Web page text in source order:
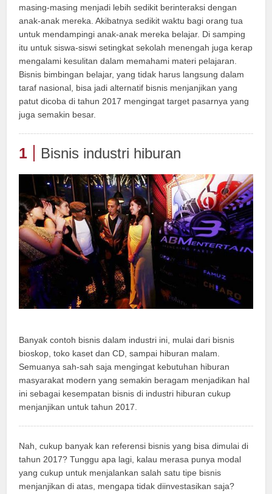
masing-masing menjadi lebih sedikit berinteraksi dengan
anak-anak mereka. Akibatnya sedikit waktu bagi orang tua
untuk mendampingi anak-anak mereka belajar. Di samping
itu untuk siswa-siswi setingkat sekolah menengah juga kerap
mengalami kesulitan dalam memahami materi pelajaran.
Bisnis bimbingan belajar, yang tidak harus langsung dalam
taraf nasional, bisa jadi alternatif bisnis menjanjikan yang
patut dicoba di tahun 2017 mengingat target pasarnya yang
juga semakin besar.
1 Bisnis industri hiburan
Banyak contoh bisnis dalam industri ini, mulai dari bisnis
bioskop, toko kaset dan CD, sampai hiburan malam.
Semuanya sah-sah saja mengingat kebutuhan hiburan
masyarakat modern yang semakin beragam menjadikan hal
ini sebagai kesempatan bisnis di industri hiburan cukup
menjanjikan untuk tahun 2017.
Nah, cukup banyak kan referensi bisnis yang bisa dimulai di
tahun 2017? Tunggu apa lagi, kalau merasa punya modal
yang cukup untuk menjalankan salah satu tipe bisnis
menjanjikan di atas, mengapa tidak diinvestasikan saja?